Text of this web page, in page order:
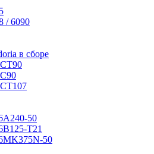
/ 6090
в сборе
50
T21
50